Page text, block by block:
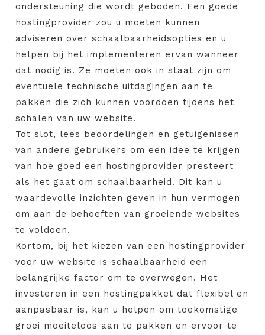
ondersteuning die wordt geboden. Een goede
hostingprovider zou u moeten kunnen
adviseren over schaalbaarheidsopties en u
helpen bij het implementeren ervan wanneer
dat nodig is. Ze moeten ook in staat zijn om
eventuele technische uitdagingen aan te
pakken die zich kunnen voordoen tijdens het
schalen van uw website.
Tot slot, lees beoordelingen en getuigenissen
van andere gebruikers om een idee te krijgen
van hoe goed een hostingprovider presteert
als het gaat om schaalbaarheid. Dit kan u
waardevolle inzichten geven in hun vermogen
om aan de behoeften van groeiende websites
te voldoen.
Kortom, bij het kiezen van een hostingprovider
voor uw website is schaalbaarheid een
belangrijke factor om te overwegen. Het
investeren in een hostingpakket dat flexibel en
aanpasbaar is, kan u helpen om toekomstige
groei moeiteloos aan te pakken en ervoor te